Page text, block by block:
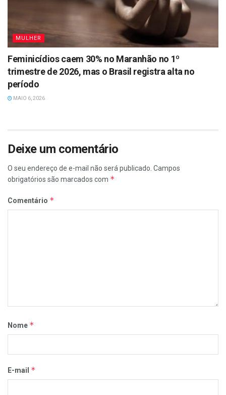
MULHER
Feminicídios caem 30% no Maranhão no 1º
trimestre de 2026, mas o Brasil registra alta no
período
MAIO 6, 2026
Deixe um comentário
O seu endereço de e-mail não será publicado. Campos
obrigatórios são marcados com *
Comentário *
Nome *
E-mail *